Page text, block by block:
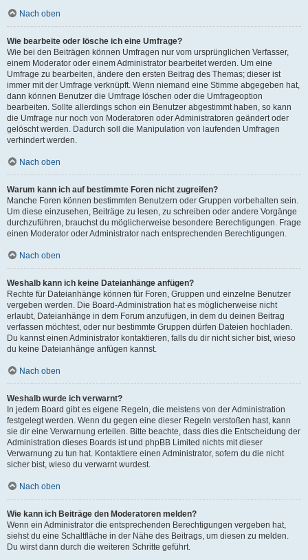
Nach oben
Wie bearbeite oder lösche ich eine Umfrage?
Wie bei den Beiträgen können Umfragen nur vom ursprünglichen Verfasser,
einem Moderator oder einem Administrator bearbeitet werden. Um eine
Umfrage zu bearbeiten, ändere den ersten Beitrag des Themas; dieser ist
immer mit der Umfrage verknüpft. Wenn niemand eine Stimme abgegeben hat,
dann können Benutzer die Umfrage löschen oder die Umfrageoption
bearbeiten. Sollte allerdings schon ein Benutzer abgestimmt haben, so kann
die Umfrage nur noch von Moderatoren oder Administratoren geändert oder
gelöscht werden. Dadurch soll die Manipulation von laufenden Umfragen
verhindert werden.
Nach oben
Warum kann ich auf bestimmte Foren nicht zugreifen?
Manche Foren können bestimmten Benutzern oder Gruppen vorbehalten sein.
Um diese einzusehen, Beiträge zu lesen, zu schreiben oder andere Vorgänge
durchzuführen, brauchst du möglicherweise besondere Berechtigungen. Frage
einen Moderator oder Administrator nach entsprechenden Berechtigungen.
Nach oben
Weshalb kann ich keine Dateianhänge anfügen?
Rechte für Dateianhänge können für Foren, Gruppen und einzelne Benutzer
vergeben werden. Die Board-Administration hat es möglicherweise nicht
erlaubt, Dateianhänge in dem Forum anzufügen, in dem du deinen Beitrag
verfassen möchtest, oder nur bestimmte Gruppen dürfen Dateien hochladen.
Du kannst einen Administrator kontaktieren, falls du dir nicht sicher bist, wieso
du keine Dateianhänge anfügen kannst.
Nach oben
Weshalb wurde ich verwarnt?
In jedem Board gibt es eigene Regeln, die meistens von der Administration
festgelegt werden. Wenn du gegen eine dieser Regeln verstoßen hast, kann
sie dir eine Verwarnung erteilen. Bitte beachte, dass dies die Entscheidung der
Administration dieses Boards ist und phpBB Limited nichts mit dieser
Verwarnung zu tun hat. Kontaktiere einen Administrator, sofern du die nicht
sicher bist, wieso du verwarnt wurdest.
Nach oben
Wie kann ich Beiträge den Moderatoren melden?
Wenn ein Administrator die entsprechenden Berechtigungen vergeben hat,
siehst du eine Schaltfläche in der Nähe des Beitrags, um diesen zu melden.
Du wirst dann durch die weiteren Schritte geführt.